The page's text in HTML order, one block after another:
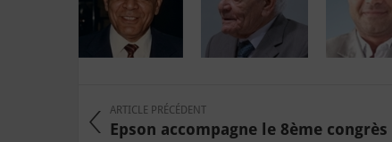
ARTICLE PRÉCÉDENT
Epson accompagne le 8ème